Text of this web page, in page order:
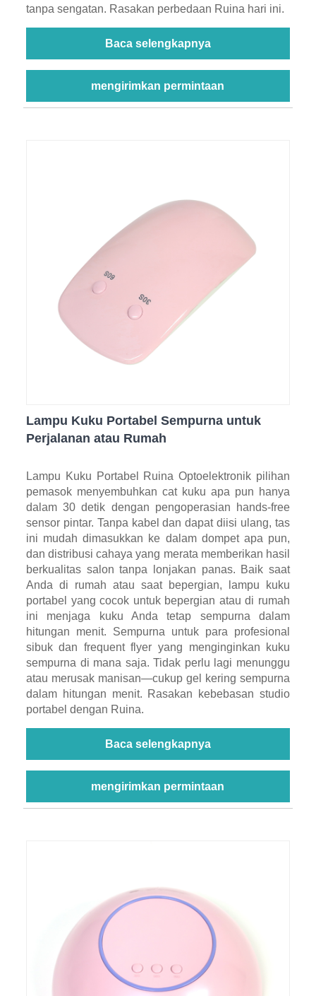
tanpa sengatan. Rasakan perbedaan Ruina hari ini.
Baca selengkapnya
mengirimkan permintaan
Lampu Kuku Portabel Sempurna untuk
Perjalanan atau Rumah
Lampu Kuku Portabel Ruina Optoelektronik pilihan
pemasok menyembuhkan cat kuku apa pun hanya
dalam 30 detik dengan pengoperasian hands-free
sensor pintar. Tanpa kabel dan dapat diisi ulang, tas
ini mudah dimasukkan ke dalam dompet apa pun,
dan distribusi cahaya yang merata memberikan hasil
berkualitas salon tanpa lonjakan panas. Baik saat
Anda di rumah atau saat bepergian, lampu kuku
portabel yang cocok untuk bepergian atau di rumah
ini menjaga kuku Anda tetap sempurna dalam
hitungan menit. Sempurna untuk para profesional
sibuk dan frequent flyer yang menginginkan kuku
sempurna di mana saja. Tidak perlu lagi menunggu
atau merusak manisan—cukup gel kering sempurna
dalam hitungan menit. Rasakan kebebasan studio
portabel dengan Ruina.
Baca selengkapnya
mengirimkan permintaan